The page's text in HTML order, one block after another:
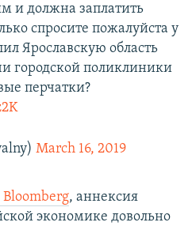
и должна заплатить
спросите пожалуйста у
Ярославскую область
городской поликлиники
перчатки?
March 16, 2019
Bloomberg, аннексия
экономике довольно